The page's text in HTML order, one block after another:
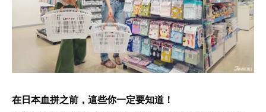
在日本血拼之前，這些你一定要知道！